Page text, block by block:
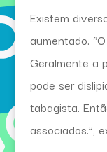
Existem
aumentado.
Geralmente a
pode ser
tabagista.
associados.”,